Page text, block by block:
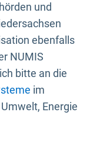
und
ebenfalls
NUMIS
bitte an die
im
Energie